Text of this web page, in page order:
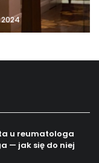
u reumatologa
— jak się do niej